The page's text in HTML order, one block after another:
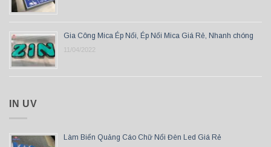
Gia Công Mica Ép Nổi, Ép Nổi Mica Giá Rẻ, Nhanh chóng
11/04/2022
IN UV
Làm Biển Quảng Cáo Chữ Nổi Đèn Led Giá Rẻ